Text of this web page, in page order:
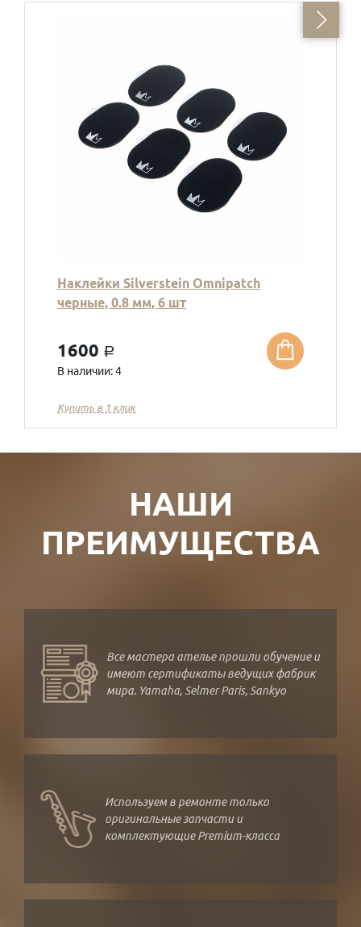
Наклейки Silverstein Omnipatch
черные, 0.8 мм, 6 шт
1600 a
В наличии: 4
Купить в 1 клик
НАШИ
ПРЕИМУЩЕСТВА
Все мастера ателье прошли обучение и
имеют сертификаты ведущих фабрик
мира. Yamaha, Selmer Paris, Sankyo
Используем в ремонте только
оригинальные запчасти и
комплектующие Premium-класса